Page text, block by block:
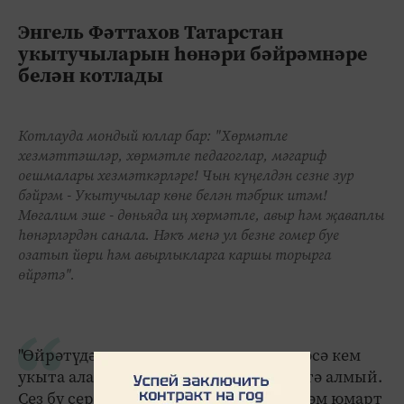
Энгель Фәттахов Татарстан
укытучыларын һөнәри бәйрәмнәре
белән котлады
Котлауда мондый юллар бар: "Хөрмәтле
хезмәттәшләр, хөрмәтле педагоглар, мәгариф
оешмалары хезмәткәрләре! Чын күңелдән сезне зур
бәйрәм - Укытучылар көне белән тәбрик итәм!
Мөгалим эше - дөньяда иң хөрмәтле, авыр һәм җаваплы
һөнәрләрдән санала. Нәкъ менә ул безне гомер буе
озатып йөри һәм авырлыкларга каршы торырга
өйрәтә".
"Өйрәтүдән дә авыррак нәрсә юк: теләсә кем
укыта ала, ә менә бөтен кеше дә өйрәтә алмый.
Сез бу серне камил рәвештә беләсез һәм юмарт